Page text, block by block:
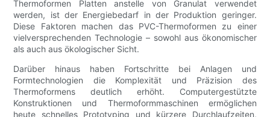
Thermoformen Platten anstelle von Granulat verwendet
werden, ist der Energiebedarf in der Produktion geringer.
Diese Faktoren machen das PVC-Thermoformen zu einer
vielversprechenden Technologie – sowohl aus ökonomischer
als auch aus ökologischer Sicht.
Darüber hinaus haben Fortschritte bei Anlagen und
Formtechnologien die Komplexität und Präzision des
Thermoformens deutlich erhöht. Computergestützte
Konstruktionen und Thermoformmaschinen ermöglichen
heute schnelles Prototyping und kürzere Durchlaufzeiten,